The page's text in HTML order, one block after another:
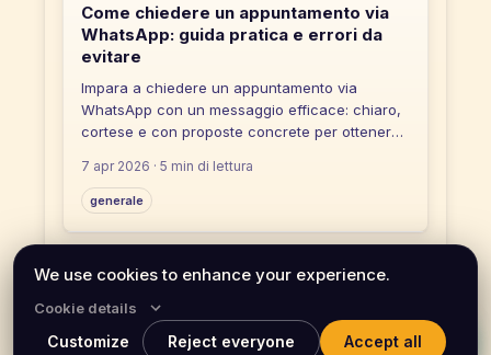
Come chiedere un appuntamento via
WhatsApp: guida pratica e errori da
evitare
Impara a chiedere un appuntamento via
WhatsApp con un messaggio efficace: chiaro,
cortese e con proposte concrete per ottenere
7 apr 2026 · 5 min di lettura
generale
We use cookies to enhance your experience.
Cookie details
Customize Reject everyone Accept all